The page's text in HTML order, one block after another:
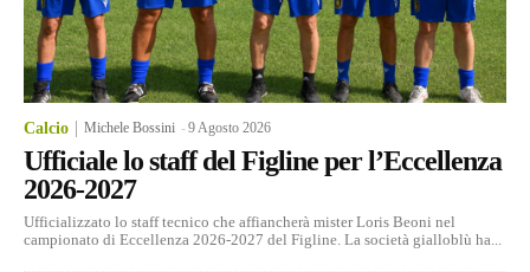
Calcio Michele Bossini -9 Agosto 2026
Ufficiale lo staff del Figline per l’Eccellenza
2026-2027
Ufficializzato lo staff tecnico che affiancherà mister Loris Beoni nel
campionato di Eccellenza 2026-2027 del Figline. La società gialloblù ha...